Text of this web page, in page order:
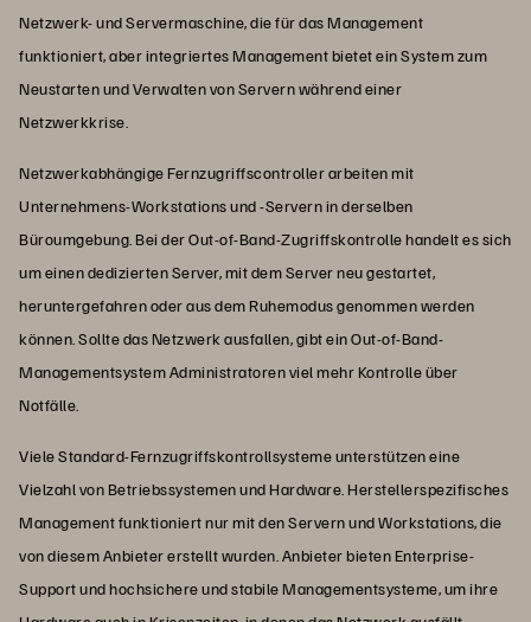
Netzwerk- und Servermaschine, die für das Management
funktioniert, aber integriertes Management bietet ein System zum
Neustarten und Verwalten von Servern während einer
Netzwerkkrise.
Netzwerkabhängige Fernzugriffscontroller arbeiten mit
Unternehmens-Workstations und -Servern in derselben
Büroumgebung. Bei der Out-of-Band-Zugriffskontrolle handelt es sich
um einen dedizierten Server, mit dem Server neu gestartet,
heruntergefahren oder aus dem Ruhemodus genommen werden
können. Sollte das Netzwerk ausfallen, gibt ein Out-of-Band-
Managementsystem Administratoren viel mehr Kontrolle über
Notfälle.
Viele Standard-Fernzugriffskontrollsysteme unterstützen eine
Vielzahl von Betriebssystemen und Hardware. Herstellerspezifisches
Management funktioniert nur mit den Servern und Workstations, die
von diesem Anbieter erstellt wurden. Anbieter bieten Enterprise-
Support und hochsichere und stabile Managementsysteme, um ihre